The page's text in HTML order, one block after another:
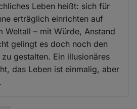
Leben heißt: sich für
erträglich einrichten auf
Weltall – mit Würde, Anstand
gelingt es doch noch den
gestalten. Ein illusionäres
das Leben ist einmalig, aber